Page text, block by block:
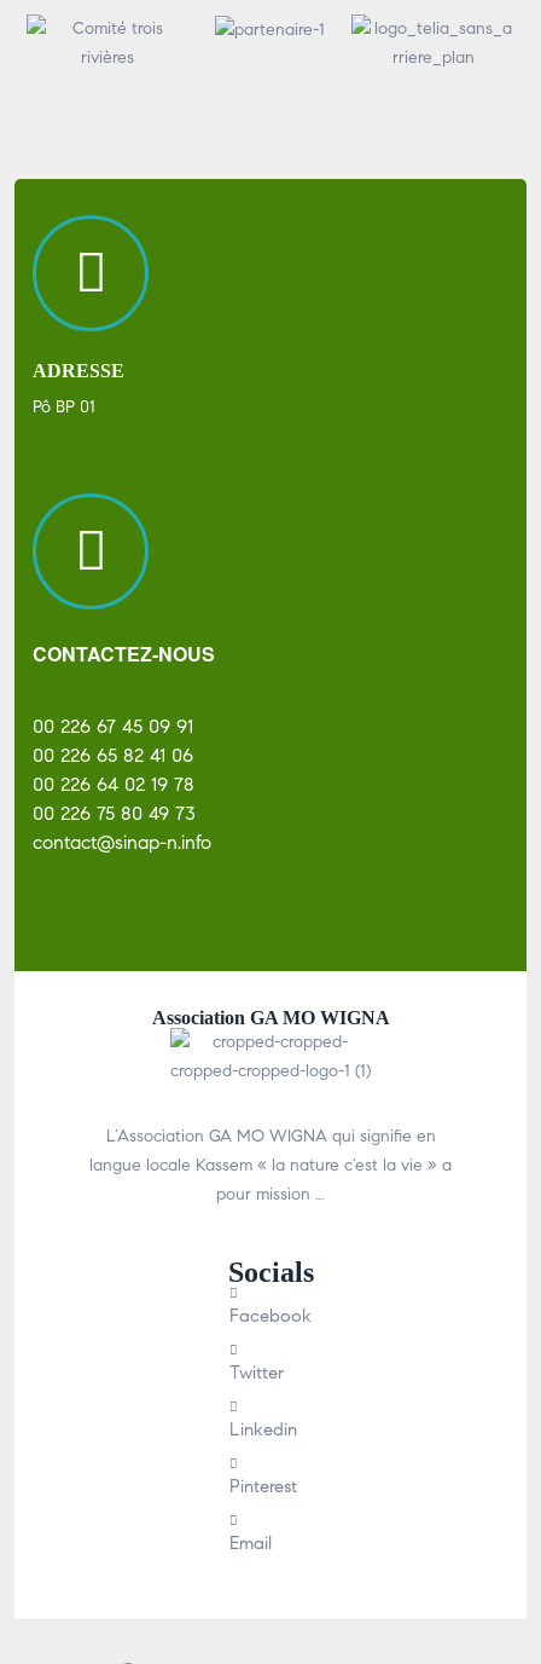
ADRESSE
Pô BP 01
CONTACTEZ-NOUS
00 226 67 45 09 91
00 226 65 82 41 06
00 226 64 02 19 78
00 226 75 80 49 73
contact@sinap-n.info
Association GA MO WIGNA
L’Association GA MO WIGNA qui signifie en
langue locale Kassem « la nature c’est la vie » a
pour mission …
Socials
Facebook
Twitter
Linkedin
Pinterest
Email